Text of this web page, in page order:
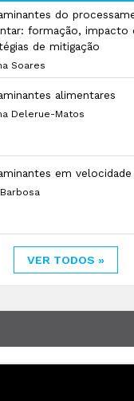
do
formação, impacto
de mitigação
Soares
alimentares
Delerue-Matos
em
VER TODOS »